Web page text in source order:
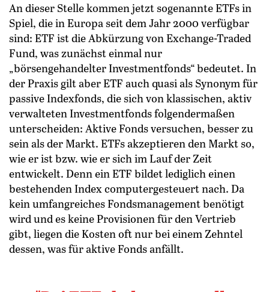
An dieser Stelle kommen jetzt sogenannte ETFs in
Spiel, die in Europa seit dem Jahr 2000 verfügbar
sind: ETF ist die Abkürzung von Exchange-Traded
Fund, was zunächst einmal nur
„börsengehandelter Investmentfonds“ bedeutet. In
der Praxis gilt aber ETF auch quasi als Synonym für
passive Indexfonds, die sich von klassischen, aktiv
verwalteten Investmentfonds folgendermaßen
unterscheiden: Aktive Fonds versuchen, besser zu
sein als der Markt. ETFs akzeptieren den Markt so,
wie er ist bzw. wie er sich im Lauf der Zeit
entwickelt. Denn ein ETF bildet lediglich einen
bestehenden Index computergesteuert nach. Da
kein umfangreiches Fondsmanagement benötigt
wird und es keine Provisionen für den Vertrieb
gibt, liegen die Kosten oft nur bei einem Zehntel
dessen, was für aktive Fonds anfällt.